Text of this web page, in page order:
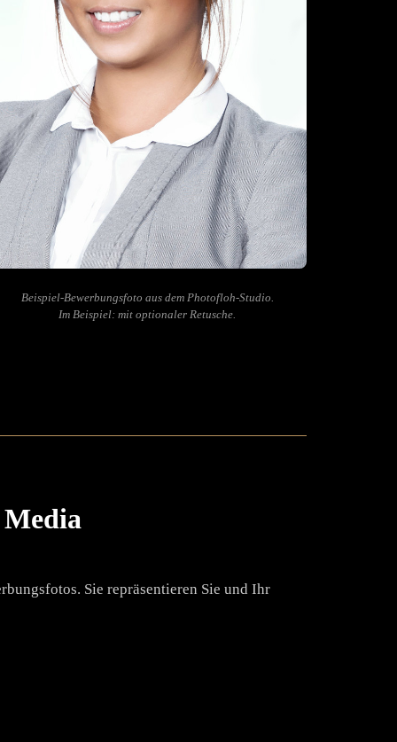
Beispiel-Bewerbungsfoto aus dem Photofloh-Studio.
Im Beispiel: mit optionaler Retusche.
Sie repräsentieren Sie und Ihr